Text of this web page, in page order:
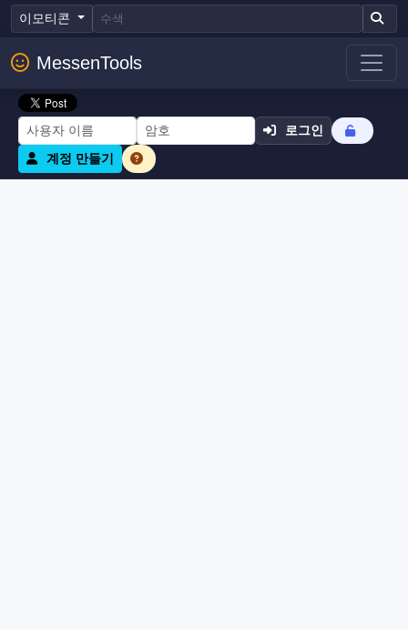
이모티콘
MessenTools
로그인
계정 만들기